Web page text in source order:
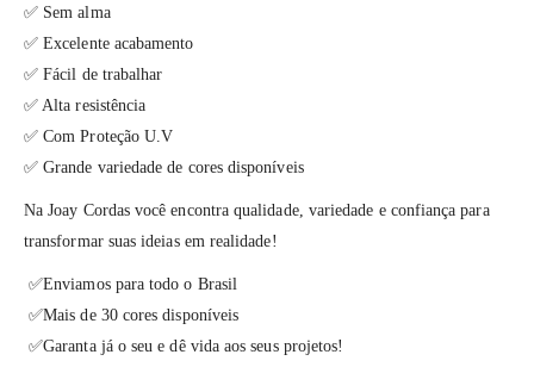
✅ Sem alma
✅ Excelente acabamento
✅ Fácil de trabalhar
✅ Alta resistência
✅ Com Proteção U.V
✅ Grande variedade de cores disponíveis
Na Joay Cordas você encontra qualidade, variedade e confiança para
transformar suas ideias em realidade!
✅Enviamos para todo o Brasil
✅Mais de 30 cores disponíveis
✅Garanta já o seu e dê vida aos seus projetos!